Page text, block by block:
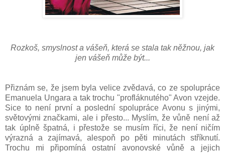
Rozkoš, smyslnost a vášeň, která se stala tak něžnou, jak
jen vášeň může být...
Přiznám se, že jsem byla velice zvědavá, co ze spolupráce
Emanuela Ungara a tak trochu "profláknutého" Avon vzejde.
Sice to není první a poslední spolupráce Avonu s jinými,
světovými značkami, ale i přesto... Myslím, že vůně není až
tak úplně špatná, i přestože se musím říci, že není ničím
výrazná a zajímavá, alespoň po pěti minutách stříknutí.
Trochu mi připomíná ostatní avonovské vůně a jejich